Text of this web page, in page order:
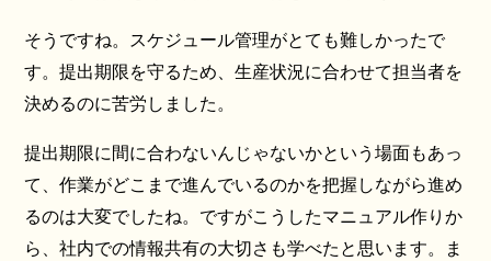
そうですね。スケジュール管理がとても難しかったで
す。提出期限を守るため、生産状況に合わせて担当者を
決めるのに苦労しました。
提出期限に間に合わないんじゃないかという場面もあっ
て、作業がどこまで進んでいるのかを把握しながら進め
るのは大変でしたね。ですがこうしたマニュアル作りか
ら、社内での情報共有の大切さも学べたと思います。ま